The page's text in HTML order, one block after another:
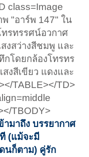
class=Image
"อาร์พ 147" ใน
รทรรศน์อวกาศ
งสว่างสีชมพู และ
โดยกล้องโทรทร
งสีเขียว แดงและ
TABLE></TD>
TBODY>
ามาถึง บรรยากาศ
(แม้จะมี
นก็ตาม) คู่รัก